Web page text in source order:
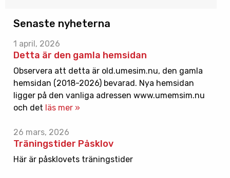
Senaste nyheterna
1 april, 2026
Detta är den gamla hemsidan
Observera att detta är old.umesim.nu, den gamla
hemsidan (2018-2026) bevarad. Nya hemsidan
ligger på den vanliga adressen www.umemsim.nu
och det läs mer »
26 mars, 2026
Träningstider Påsklov
Här är påsklovets träningstider